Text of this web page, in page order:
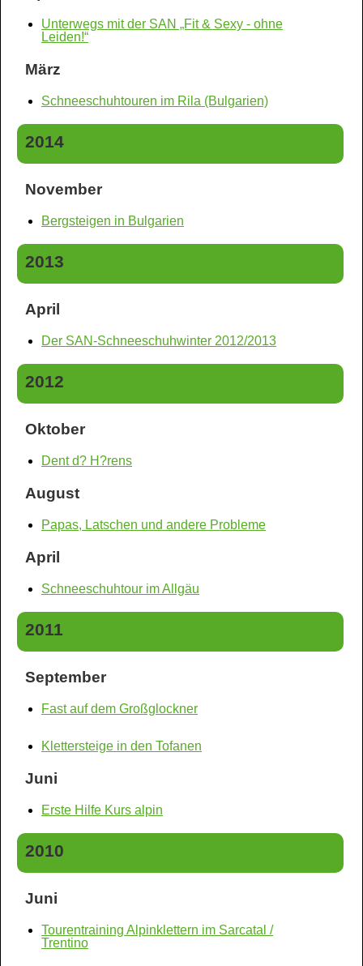
Unterwegs mit der SAN „Fit & Sexy - ohne
Leiden!“
März
Schneeschuhtouren im Rila (Bulgarien)
2014
November
Bergsteigen in Bulgarien
2013
April
Der SAN-Schneeschuhwinter 2012/2013
2012
Oktober
Dent d? H?rens
August
Papas, Latschen und andere Probleme
April
Schneeschuhtour im Allgäu
2011
September
Fast auf dem Großglockner
Klettersteige in den Tofanen
Juni
Erste Hilfe Kurs alpin
2010
Juni
Tourentraining Alpinklettern im Sarcatal /
Trentino